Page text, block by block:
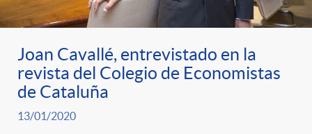
e
n
s
r
í
a
F
i
l
n
t
e
Joan Cavallé, entrevistado en la
revista del Colegio de Economistas
de Cataluña
13/01/2020